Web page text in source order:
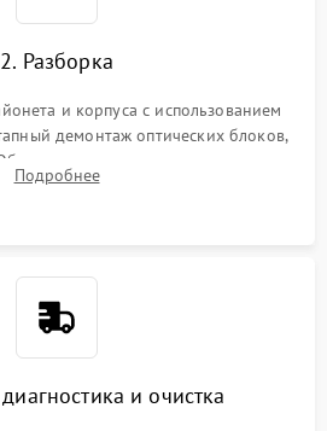
2. Разборка
и корпуса с использованием
демонтаж оптических блоков,
маркировка положения
заводской центровки при
Подробнее
и очистка